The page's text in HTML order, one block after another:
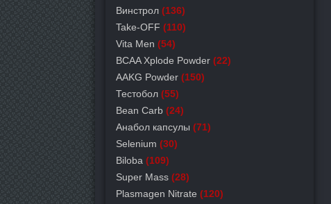
Винстрол (136)
Take-OFF (110)
Vita Men (54)
BCAA Xplode Powder (22)
AAKG Powder (150)
Тестобол (55)
Bean Carb (24)
Анабол капсулы (71)
Selenium (30)
Biloba (109)
Super Mass (28)
Plasmagen Nitrate (120)